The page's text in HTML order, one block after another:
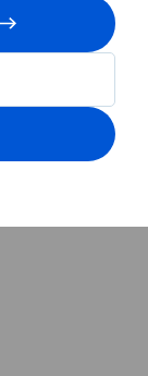
imiennej